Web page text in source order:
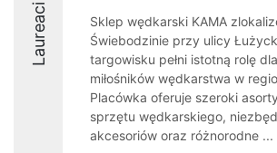
Laureaci
Sklep wędkarski KAMA
Świebodzinie przy ulicy
targowisku pełni istotną rolę dla
miłośników wędkarstwa w
Placówka oferuje szeroki
sprzętu wędkarskiego,
akcesoriów oraz różnorodne ...